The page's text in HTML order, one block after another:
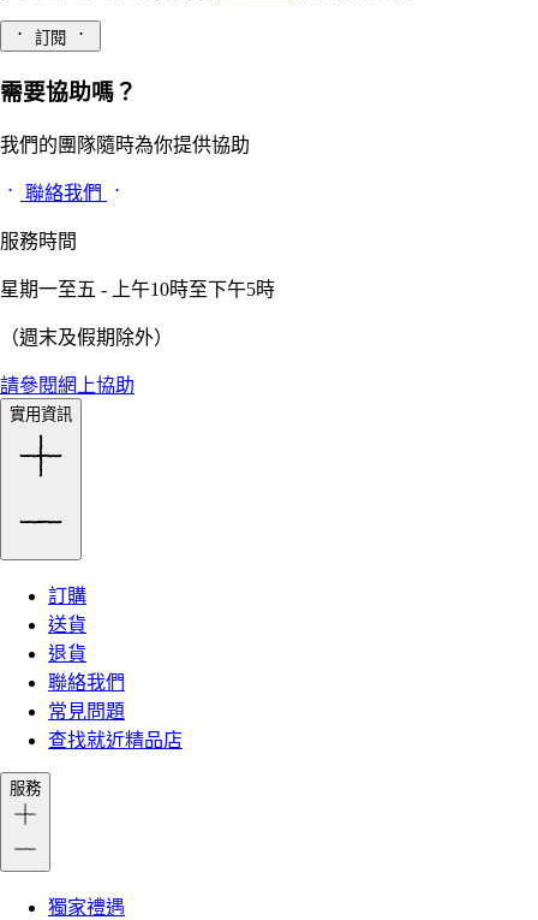
訂閱
需要協助嗎？
我們的團隊隨時為你提供協助
聯絡我們
服務時間
星期一至五 - 上午10時至下午5時
（週末及假期除外）
請參閱網上協助
實用資訊
訂購
送貨
退貨
聯絡我們
常見問題
查找就近精品店
服務
獨家禮遇